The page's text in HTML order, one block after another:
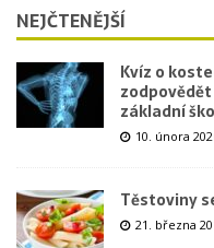
NEJČTENĚJŠÍ
Kvíz o
zodpovědět
základní
10. února
Těstoviny
21. března